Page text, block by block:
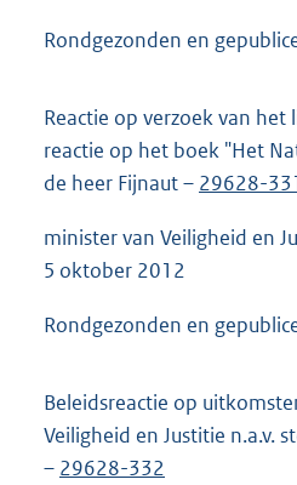
Rondgezonden en
Reactie op verzoek van
reactie op het boek "Het
de heer Fijnaut – 29628-
minister van Veiligheid en
5 oktober 2012
Rondgezonden en
Beleidsreactie op
Veiligheid en Justitie n.a.v.
– 29628-332